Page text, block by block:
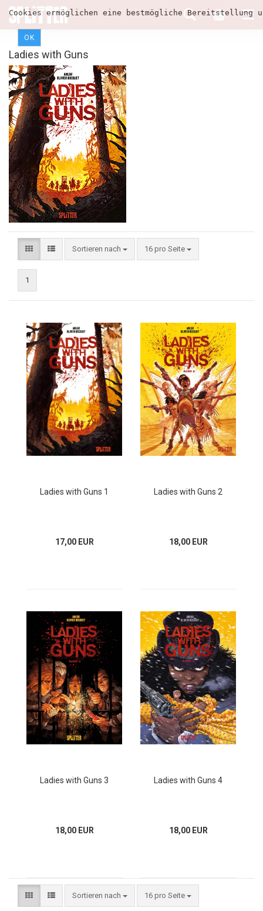
Cookies ermöglichen eine bestmögliche
OK
Ladies with Guns
Sortieren nach 16 pro Seite
1
Ladies with Guns 1
17,00 EUR
Ladies with Guns 2
18,00 EUR
Ladies with Guns 3
18,00 EUR
Ladies with Guns 4
18,00 EUR
Sortieren nach 16 pro Seite